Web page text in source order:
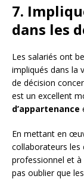
7.
dans les
Les salariés ont
impliqués dans la
de décision
est un excellent
d’appartenance
En mettant en
collaborateurs les
professionnel et à
pas oublier que